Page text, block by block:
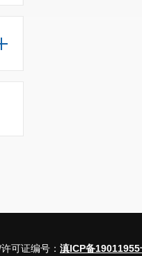
可证编号： 滇ICP备